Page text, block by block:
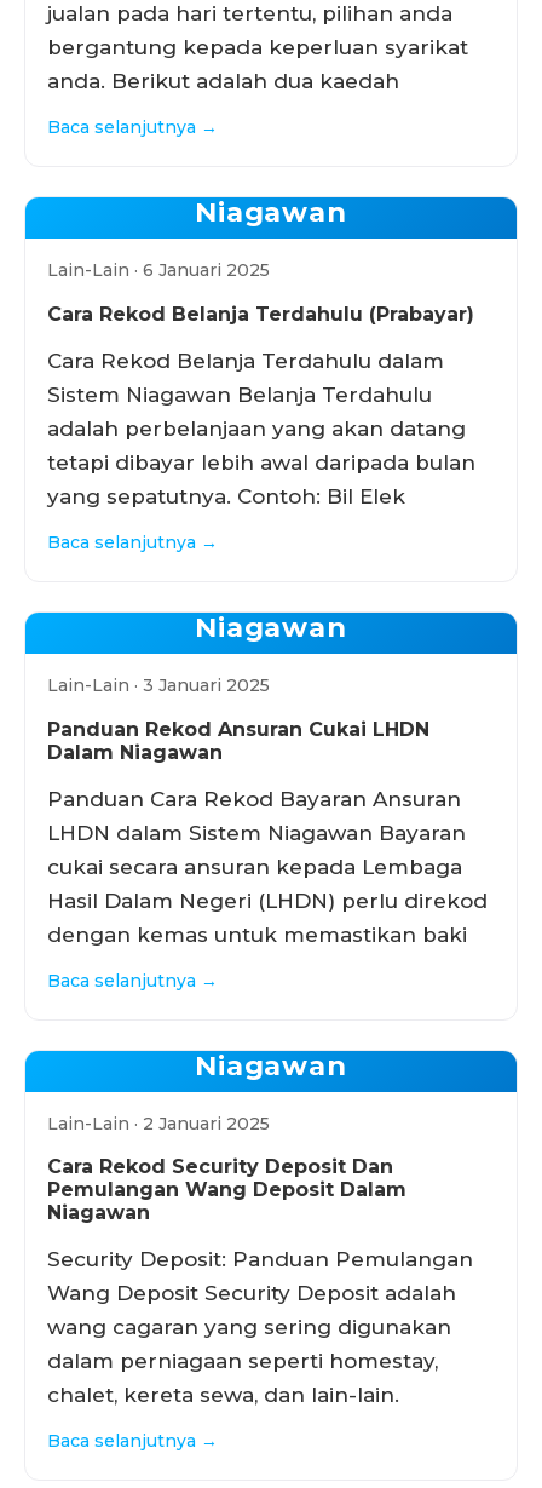
jualan pada hari tertentu, pilihan anda
bergantung kepada keperluan syarikat
anda. Berikut adalah dua kaedah
Baca selanjutnya →
Niagawan
Lain-Lain · 6 Januari 2025
Cara Rekod Belanja Terdahulu (Prabayar)
Cara Rekod Belanja Terdahulu dalam
Sistem Niagawan Belanja Terdahulu
adalah perbelanjaan yang akan datang
tetapi dibayar lebih awal daripada bulan
yang sepatutnya. Contoh: Bil Elek
Baca selanjutnya →
Niagawan
Lain-Lain · 3 Januari 2025
Panduan Rekod Ansuran Cukai LHDN
Dalam Niagawan
Panduan Cara Rekod Bayaran Ansuran
LHDN dalam Sistem Niagawan Bayaran
cukai secara ansuran kepada Lembaga
Hasil Dalam Negeri (LHDN) perlu direkod
dengan kemas untuk memastikan baki
Baca selanjutnya →
Niagawan
Lain-Lain · 2 Januari 2025
Cara Rekod Security Deposit Dan
Pemulangan Wang Deposit Dalam
Niagawan
Security Deposit: Panduan Pemulangan
Wang Deposit Security Deposit adalah
wang cagaran yang sering digunakan
dalam perniagaan seperti homestay,
chalet, kereta sewa, dan lain-lain.
Baca selanjutnya →